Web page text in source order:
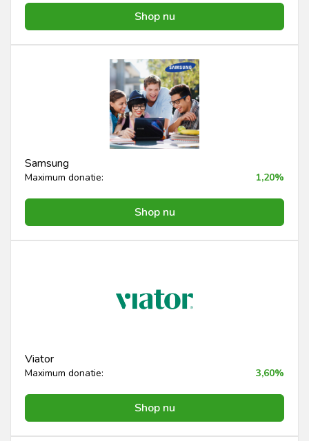
Shop nu
Samsung
Maximum donatie: 1,20%
Shop nu
Viator
Maximum donatie: 3,60%
Shop nu